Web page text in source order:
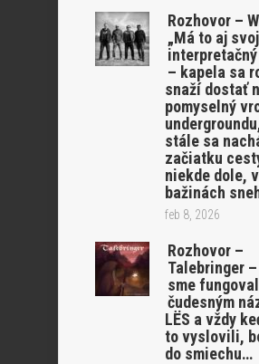
Rozhovor –
„Má to aj svoj
– kapela sa
snaží dostať
pomyselný
stále sa
začiatku
niekde dole, v
bažinách
feb 8, 2026
Rozhovor –
Talebringer
sme
čudesným
LËS a vždy
to vyslovili,
do smiechu…